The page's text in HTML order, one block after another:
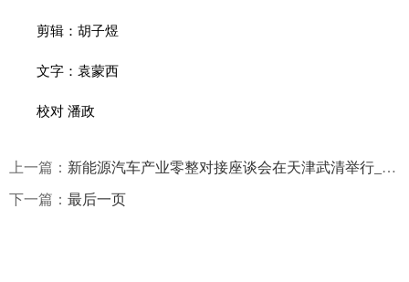
剪辑：胡子煜
文字：袁蒙西
校对 潘政
上一篇： 新能源汽车产业零整对接座谈会在天津武清举行_速递
下一篇： 最后一页